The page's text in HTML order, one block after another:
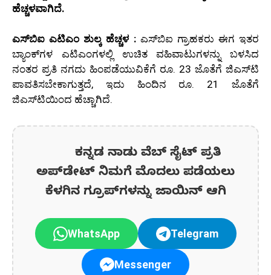
ಹೆಚ್ಚಳವಾಗಿದೆ.
ಎಸ್‌ಬಿಐ ಎಟಿಎಂ ಶುಲ್ಕ ಹೆಚ್ಚಳ :ಎಸ್‌ಬಿಐ ಗ್ರಾಹಕರು ಈಗ ಇತರ
ಬ್ಯಾಂಕ್‌ಗಳ ಎಟಿಎಂಗಳಲ್ಲಿ ಉಚಿತ ವಹಿವಾಟುಗಳನ್ನು ಬಳಸಿದ
ನಂತರ ಪ್ರತಿ ನಗದು ಹಿಂಪಡೆಯುವಿಕೆಗೆ ರೂ. 23 ಜೊತೆಗೆ ಜಿಎಸ್‌ಟಿ
ಪಾವತಿಸಬೇಕಾಗುತ್ತದೆ, ಇದು ಹಿಂದಿನ ರೂ. 21 ಜೊತೆಗೆ
ಜಿಎಸ್‌ಟಿಯಿಂದ ಹೆಚ್ಚಾಗಿದೆ.
ಕನ್ನಡ ನಾಡು ವೆಬ್ ಸೈಟ್ ಪ್ರತಿ
ಅಪ್‌ಡೇಟ್‌ ನಿಮಗೆ ಮೊದಲು ಪಡೆಯಲು
ಕೆಳಗಿನ ಗ್ರೂಪ್‌ಗಳನ್ನು ಜಾಯಿನ್ ಆಗಿ
WhatsApp Telegram
Messenger